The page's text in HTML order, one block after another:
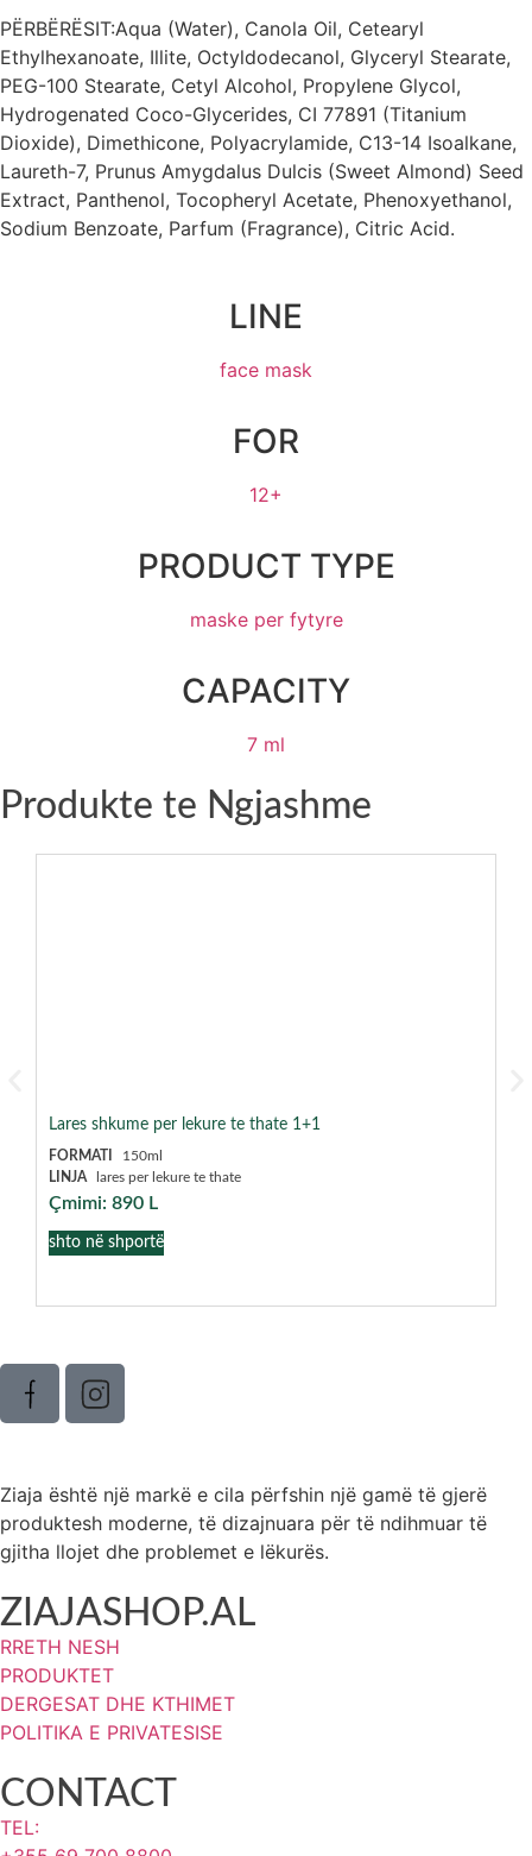
PËRBËRËSIT:Aqua (Water), Canola Oil, Cetearyl
Ethylhexanoate, Illite, Octyldodecanol, Glyceryl Stearate,
PEG-100 Stearate, Cetyl Alcohol, Propylene Glycol,
Hydrogenated Coco-Glycerides, CI 77891 (Titanium
Dioxide), Dimethicone, Polyacrylamide, C13-14 Isoalkane,
Laureth-7, Prunus Amygdalus Dulcis (Sweet Almond) Seed
Extract, Panthenol, Tocopheryl Acetate, Phenoxyethanol,
Sodium Benzoate, Parfum (Fragrance), Citric Acid.
LINE
face mask
FOR
12+
PRODUCT TYPE
maske per fytyre
CAPACITY
7 ml
Produkte te Ngjashme
Lares shkume per lekure te thate 1+1
FORMATI
150ml
LINJA
lares per lekure te thate
Çmimi: 890 L
shto në shportë
Ziaja është një markë e cila përfshin një gamë të gjerë
produktesh moderne, të dizajnuara për të ndihmuar të
gjitha llojet dhe problemet e lëkurës.
ZIAJASHOP.AL
RRETH NESH
PRODUKTET
DERGESAT DHE KTHIMET
POLITIKA E PRIVATESISE
CONTACT
TEL: